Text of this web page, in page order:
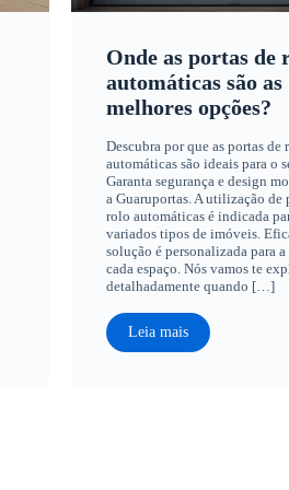
Onde as portas de
automáticas são as
melhores opções?
Descubra por que as portas de
automáticas são ideais para o
Garanta segurança e design
a Guaruportas. A utilização de
rolo automáticas é indicada
variados tipos de imóveis.
solução é personalizada para a
cada espaço. Nós vamos te
detalhadamente quando […]
Leia mais